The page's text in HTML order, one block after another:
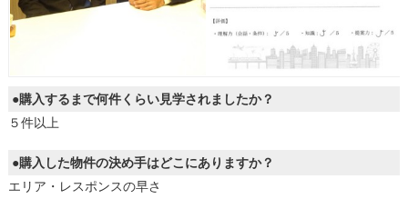
●購入するまで何件くらい見学されましたか？
５件以上
●購入した物件の決め手はどこにありますか？
エリア・レスポンスの早さ